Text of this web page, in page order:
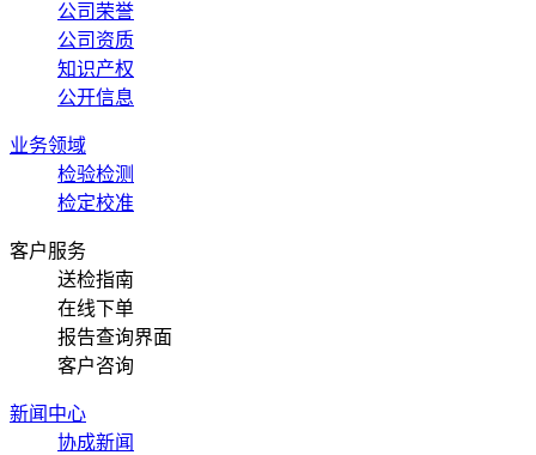
公司荣誉
公司资质
知识产权
公开信息
业务领域
检验检测
检定校准
客户服务
送检指南
在线下单
报告查询界面
客户咨询
新闻中心
协成新闻